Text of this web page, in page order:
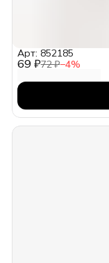
69 ₽72 ₽−4%
Арт: 852185